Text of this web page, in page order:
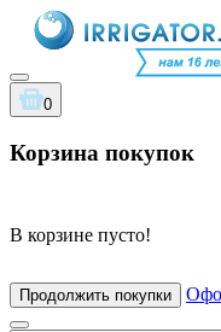
0
Корзина покупок
В корзине пусто!
Продолжить покупки